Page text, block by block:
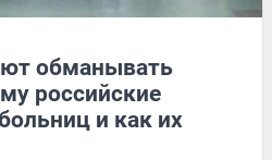
обманывать
российские
и как их